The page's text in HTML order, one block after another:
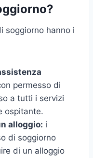
soggiorno hanno i
permesso di
a tutti i servizi
ospitante.
alloggio: i
di soggiorno
di un alloggio